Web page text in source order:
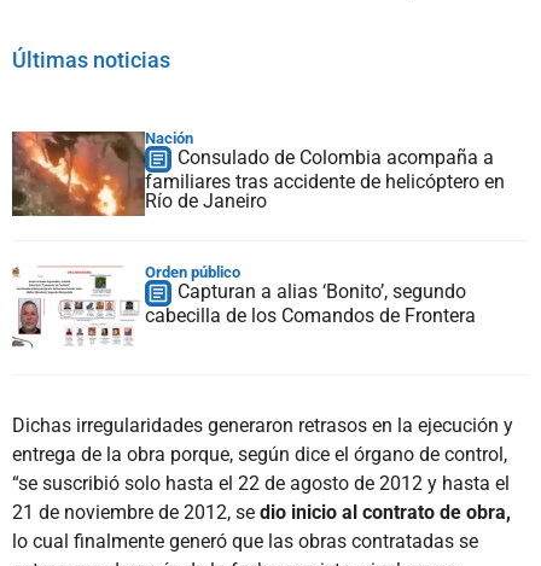
Últimas noticias
Nación
Consulado de Colombia acompaña a
familiares tras accidente de helicóptero en
Río de Janeiro
Orden público
Capturan a alias ‘Bonito’, segundo
cabecilla de los Comandos de Frontera
Dichas irregularidades generaron retrasos en la ejecución y
entrega de la obra porque, según dice el órgano de control,
“se suscribió solo hasta el 22 de agosto de 2012 y hasta el
21 de noviembre de 2012, se dio inicio al contrato de obra,
lo cual finalmente generó que las obras contratadas se